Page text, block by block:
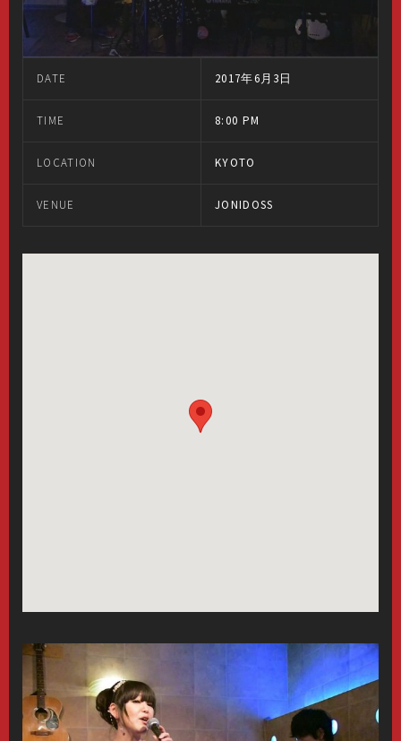
DATE 2017年6月3日
TIME 8:00 PM
LOCATION KYOTO
VENUE JONIDOSS